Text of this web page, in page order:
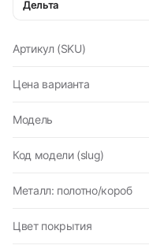
Дельта
Артикул (SKU)
Цена варианта
Модель
Код модели (slug)
Металл: полотно/короб
Цвет покрытия